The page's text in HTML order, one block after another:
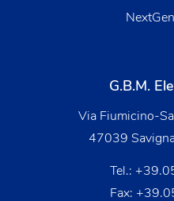
G.B.M.
Via Fiumicino-
47039
Tel.:
Fax: